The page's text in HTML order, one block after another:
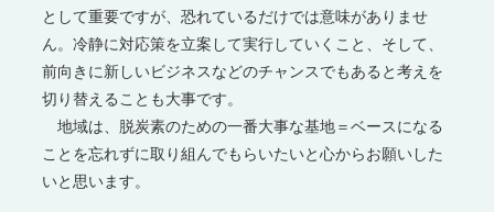
として重要ですが、恐れているだけでは意味がありませ
ん。冷静に対応策を立案して実行していくこと、そして、
前向きに新しいビジネスなどのチャンスでもあると考えを
切り替えることも大事です。
地域は、脱炭素のための一番大事な基地＝ベースになる
ことを忘れずに取り組んでもらいたいと心からお願いした
いと思います。